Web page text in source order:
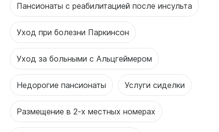
Пансионаты с реабилитацией после инсульта
Уход при болезни Паркинсон
Уход за больными с Альцгеймером
Недорогие пансионаты Услуги сиделки
Размещение в 2-х местных номерах